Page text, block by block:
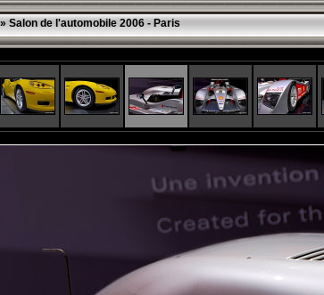
» Salon de l'automobile 2006 - Paris